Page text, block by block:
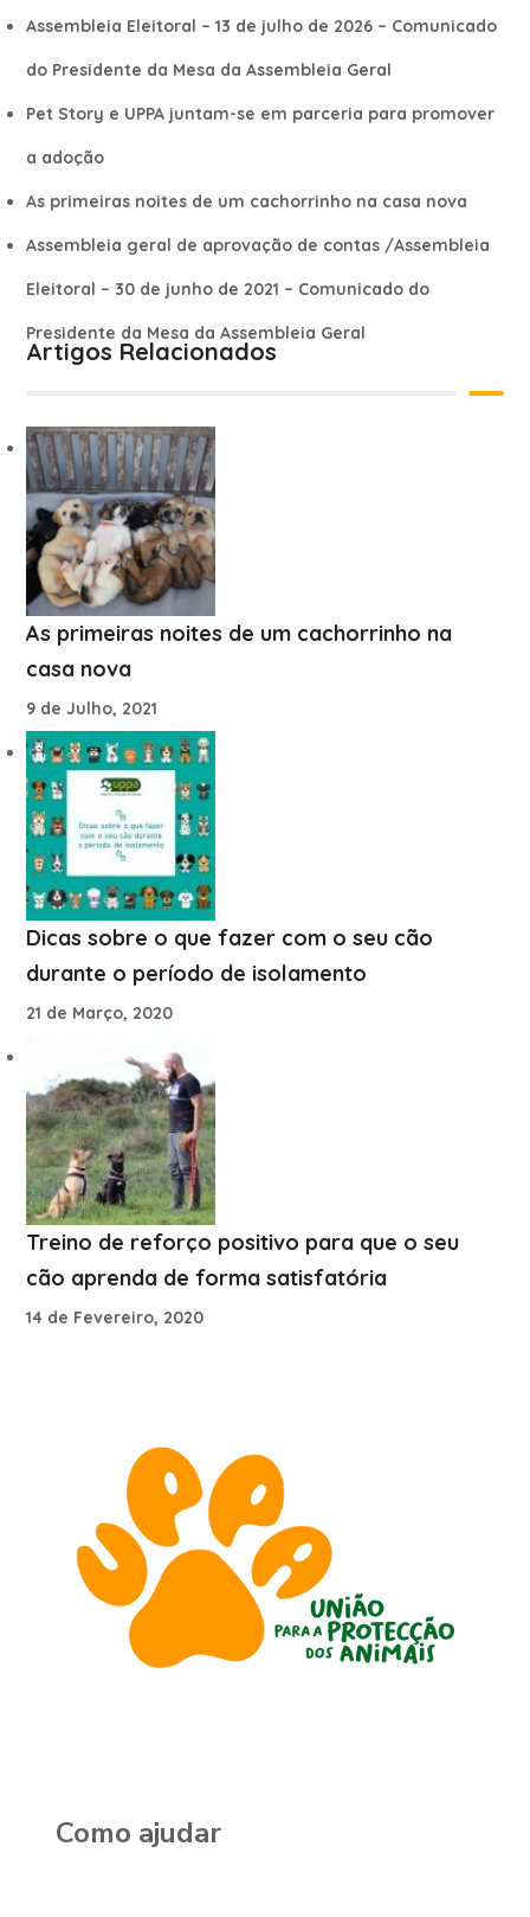
Assembleia Eleitoral – 13 de julho de 2026 – Comunicado
do Presidente da Mesa da Assembleia Geral
Pet Story e UPPA juntam-se em parceria para promover
a adoção
As primeiras noites de um cachorrinho na casa nova
Assembleia geral de aprovação de contas /Assembleia
Eleitoral – 30 de junho de 2021 – Comunicado do
Presidente da Mesa da Assembleia Geral
Artigos Relacionados
As primeiras noites de um cachorrinho na
casa nova
9 de Julho, 2021
Dicas sobre o que fazer com o seu cão
durante o período de isolamento
21 de Março, 2020
Treino de reforço positivo para que o seu
cão aprenda de forma satisfatória
14 de Fevereiro, 2020
Como ajudar